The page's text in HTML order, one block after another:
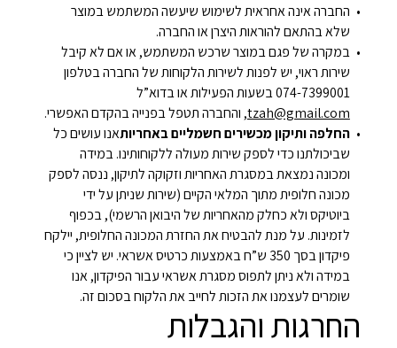
החברה אינה אחראית לשימוש שיעשה המשתמש במוצר
שלא בהתאם להוראות היצרן או החברה.
במקרה של פגם במוצר שרכש המשתמש, או אם לא קיבל
שירות ראוי, יש לפנות לשירות הלקוחות של החברה בטלפון
074-7399001 בשעות הפעילות או בדוא”ל
tzah@gmail.com, והחברה תטפל בפנייה בהקדם האפשרי.
החלפה ותיקון מכשירים חשמליים באחריותאנו עושים כל
שביכולתנו כדי לספק שירות מעולה ללקוחותינו. במידה
ומכונה נמצאת במסגרת האחריות וזקוקה לתיקון, ננסה לספק
מכונה חלופית מתוך המלאי הקיים (שירות שניתן על ידי
ביוטיקס ולא כחלק מהאחריות של היבואן הרשמי), בכפוף
לזמינות. על מנת להבטיח את החזרת המכונה החלופית, יילקח
פיקדון בסך 350 ש”ח באמצעות כרטיס אשראי. יש לציין כי
במידה ולא ניתן לתפוס מסגרת אשראי עבור הפיקדון, אנו
שומרים לעצמנו את הזכות לחייב את הלקוח בסכום זה.
החרגות והגבלות